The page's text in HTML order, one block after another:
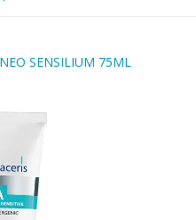
SENSILIUM 75ML